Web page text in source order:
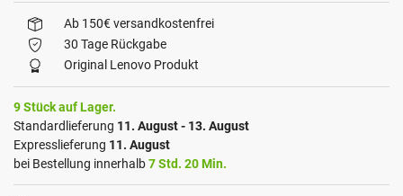
Ab 150€ versandkostenfrei
30 Tage Rückgabe
Original Lenovo Produkt
9 Stück auf Lager.
Standardlieferung 11. August - 13. August
Expresslieferung 11. August
bei Bestellung innerhalb7 Std. 20 Min.